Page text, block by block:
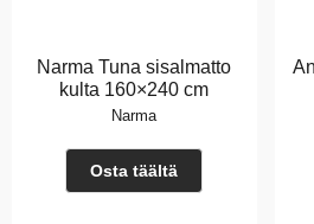
Narma Tuna sisalmatto
kulta 160×240 cm
Narma
Osta täältä